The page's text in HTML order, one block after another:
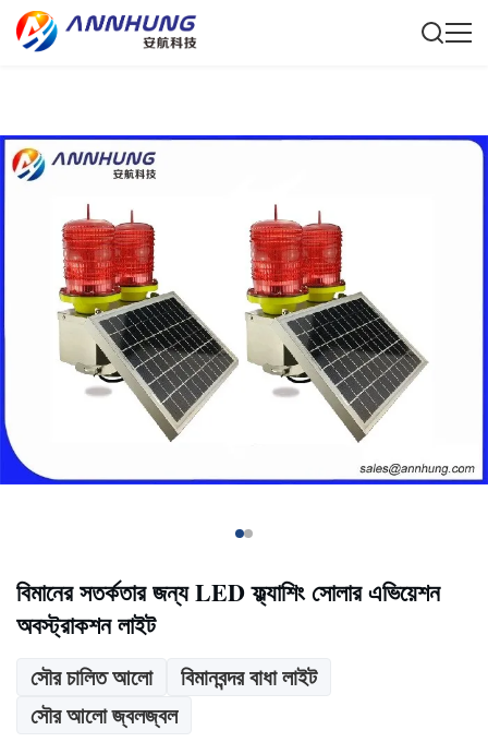
বিমানের সতর্কতার জন্য LED ফ্ল্যাশিং সোলার এভিয়েশন
অবস্ট্রাকশন লাইট
সৌর চালিত আলো
বিমানবন্দর বাধা লাইট
সৌর আলো জ্বলজ্বল